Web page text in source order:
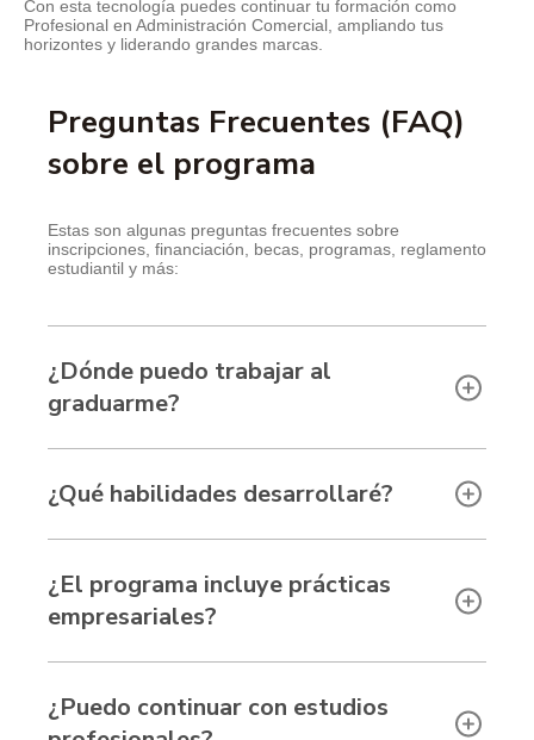
Con esta tecnología puedes continuar tu formación como
Profesional en Administración Comercial, ampliando tus
horizontes y liderando grandes marcas.
Preguntas Frecuentes (FAQ)
sobre el programa
Estas son algunas preguntas frecuentes sobre
inscripciones, financiación, becas, programas, reglamento
estudiantil y más:
¿Dónde puedo trabajar al
graduarme?
¿Qué habilidades desarrollaré?
¿El programa incluye prácticas
empresariales?
¿Puedo continuar con estudios